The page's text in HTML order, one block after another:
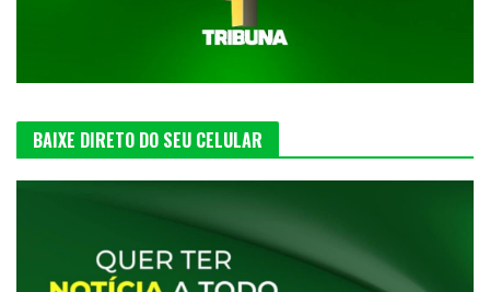
BAIXE DIRETO DO SEU CELULAR